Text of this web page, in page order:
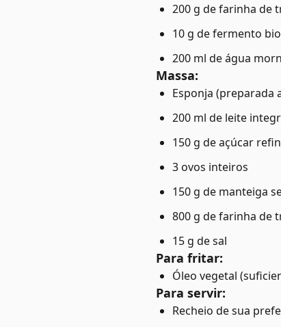
200 g de farinha de
10 g de fermento
200 ml de água
Massa:
Esponja (preparada
200 ml de leite
150 g de açúcar
3 ovos inteiros
150 g de manteiga
800 g de farinha de
15 g de sal
Para fritar:
Óleo vegetal
Para servir:
Recheio de sua